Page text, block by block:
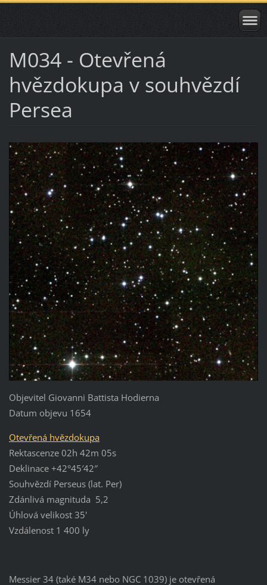
M034 - Otevřená
hvězdokupa v souhvězdí
Persea
Objevitel Giovanni Battista Hodierna
Datum objevu 1654
Otevřená hvězdokupa
Rektascenze 02h 42m 05s
Deklinace +42°45′42″
Souhvězdí Perseus (lat. Per)
Zdánlivá magnituda 5,2
Úhlová velikost 35'
Vzdálenost 1 400 ly
Messier 34 (také M34 nebo NGC 1039) je otevřená